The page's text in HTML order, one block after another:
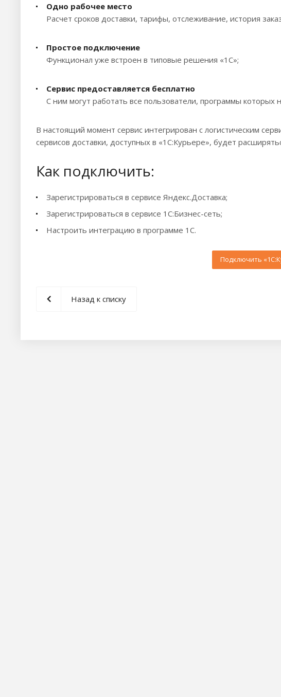
Одно рабочее место
Расчет сроков доставки, тарифы, отслеживание, история
Простое подключение
Функционал уже встроен в типовые решения «1С»;
Сервис предоставляется бесплатно
С ним могут работать все пользователи, программы
В настоящий момент сервис интегрирован с логистическим
сервисов доставки, доступных в «1С:Курьере», будет
Как подключить:
Зарегистрироваться в сервисе Яндекс.Доставка;
Зарегистрироваться в сервисе 1С:Бизнес-сеть;
Настроить интеграцию в программе 1С.
Подключить
Назад к списку